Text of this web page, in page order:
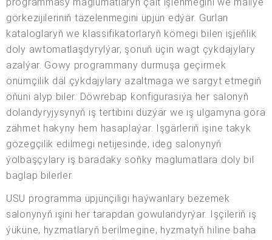
görkezijileriniň täzelenmegini üpjün edýär. Gurlan
kataloglaryň we klassifikatorlaryň kömegi bilen işjeňlik
doly awtomatlaşdyrylýar, şonuň üçin wagt çykdajylary
azalýar. Gowy programmany durmuşa geçirmek
önümçilik däl çykdajylary azaltmaga we sargyt etmegiň
öňüni alyp biler. Döwrebap konfigurasiýa her salonyň
dolandyryjysynyň iş tertibini düzýär we iş ulgamyna görä
zähmet hakyny hem hasaplaýar. Işgärleriň işine takyk
gözegçilik edilmegi netijesinde, ideg salonynyň
ýolbaşçylary iş baradaky soňky maglumatlara doly bil
baglap bilerler.
USU programma üpjünçiligi haýwanlary bezemek
salonynyň işini her tarapdan gowulandyrýar. Işçileriň iş
ýüküne, hyzmatlaryň berilmegine, hyzmatyň hiline baha